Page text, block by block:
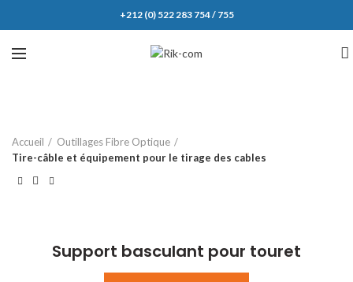
+212 (0) 522 283 754 / 755
Accueil
Outillages Fibre Optique
Tire-câble et équipement pour le tirage des cables
Support basculant pour touret